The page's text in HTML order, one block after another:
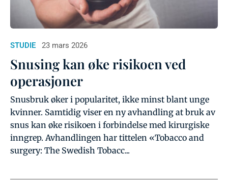
STUDIE 23 mars 2026
Snusing kan øke risikoen ved
operasjoner
Snusbruk øker i popularitet, ikke minst blant unge
kvinner. Samtidig viser en ny avhandling at bruk av
snus kan øke risikoen i forbindelse med kirurgiske
inngrep. Avhandlingen har tittelen «Tobacco and
surgery: The Swedish Tobacc...